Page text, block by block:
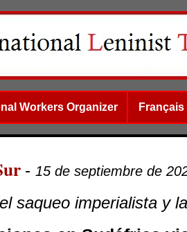
Workers Organizer Français
- 15 de septiembre de
saqueo imperialista y